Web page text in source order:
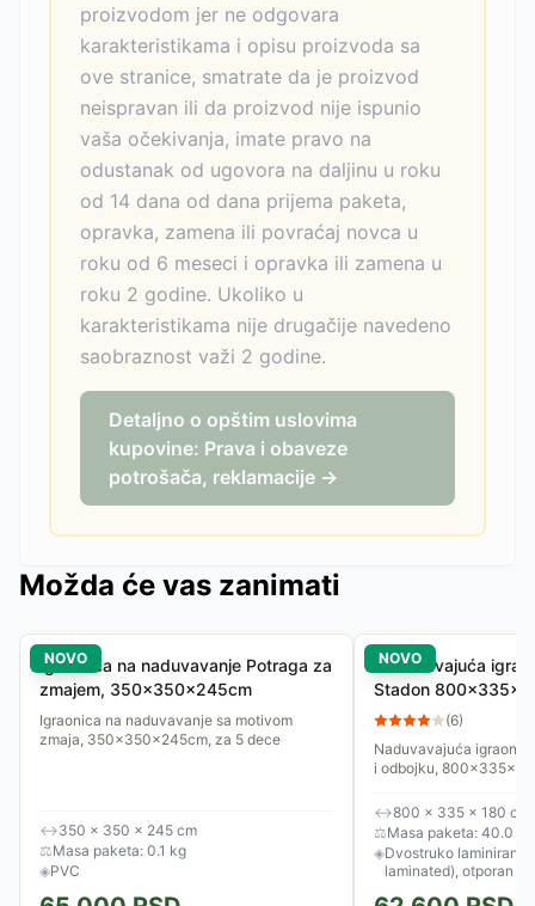
proizvodom jer ne odgovara
karakteristikama i opisu proizvoda sa
ove stranice, smatrate da je proizvod
neispravan ili da proizvod nije ispunio
vaša očekivanja, imate pravo na
odustanak od ugovora na daljinu u roku
od 14 dana od dana prijema paketa,
opravka, zamena ili povraćaj novca u
roku od 6 meseci i opravka ili zamena u
roku 2 godine. Ukoliko u
karakteristikama nije drugačije navedeno
saobraznost važi 2 godine.
Detaljno o opštim uslovima
kupovine: Prava i obaveze
potrošača, reklamacije →
Možda će vas zanimati
NOVO
Igraonica na naduvavanje Potraga za
zmajem, 350x350x245cm
Igraonica na naduvavanje sa motivom
zmaja, 350x350x245cm, za 5 dece
↔350 × 350 × 245 cm
⚖Masa paketa: 0.1 kg
◈PVC
NOVO
Naduvavajuća
Stadon
košarka, odbojka
(6)
Naduvavajuća
i odbojku,
↔800 × 335 × 180 cm
⚖Masa paketa: 40.0 kg
◈Dvostruko laminirani
laminated), otporan